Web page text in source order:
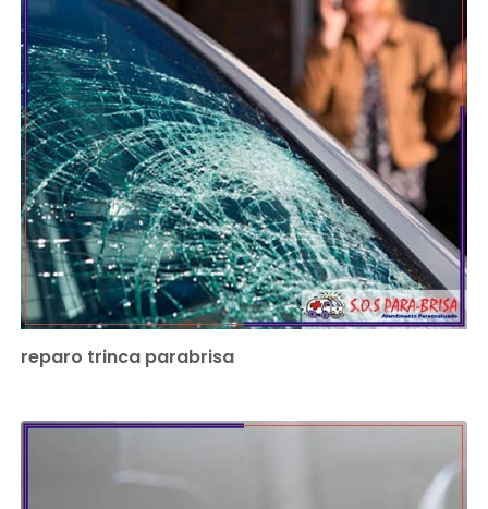
reparo trinca parabrisa